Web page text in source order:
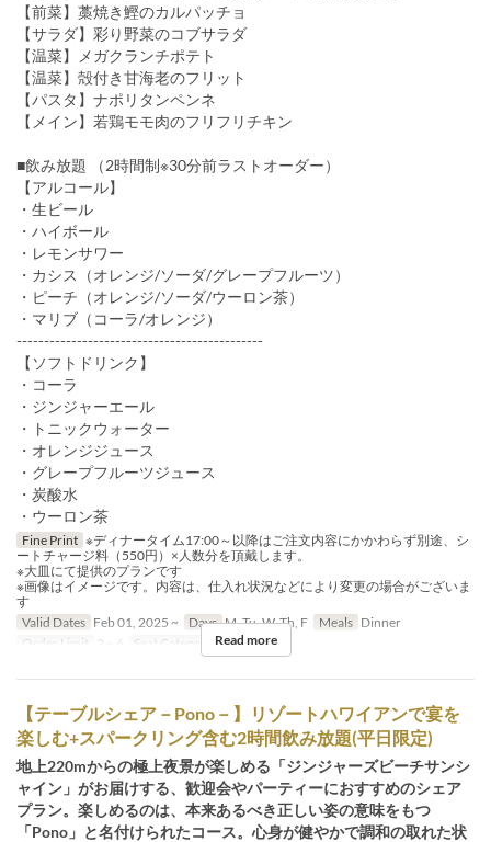
【前菜】藁焼き鰹のカルパッチョ
【サラダ】彩り野菜のコブサラダ
【温菜】メガクランチポテト
【温菜】殻付き甘海老のフリット
【パスタ】ナポリタンペンネ
【メイン】若鶏モモ肉のフリフリチキン
■飲み放題 （2時間制※30分前ラストオーダー）
【アルコール】
・生ビール
・ハイボール
・レモンサワー
・カシス（オレンジ/ソーダ/グレープフルーツ）
・ピーチ（オレンジ/ソーダ/ウーロン茶）
・マリブ（コーラ/オレンジ）
---------------------------------------------
【ソフトドリンク】
・コーラ
・ジンジャーエール
・トニックウォーター
・オレンジジュース
・グレープフルーツジュース
・炭酸水
・ウーロン茶
Fine Print ※ディナータイム17:00～以降はご注文内容にかかわらず別途、シ
ートチャージ料（550円）×人数分を頂戴します。
※大皿にて提供のプランです
※画像はイメージです。内容は、仕入れ状況などにより変更の場合がございま
す
Valid Dates Feb 01, 2025 ~ Days M, Tu, W, Th, F Meals Dinner
Order Limit
2 ~ 6 Seat Category Table Seat
Read more
【テーブルシェア－Pono－】リゾートハワイアンで宴を
楽しむ+スパークリング含む2時間飲み放題(平日限定)
地上220mからの極上夜景が楽しめる「ジンジャーズビーチサンシ
ャイン」がお届けする、歓迎会やパーティーにおすすめのシェア
プラン。楽しめるのは、本来あるべき正しい姿の意味をもつ
「Pono」と名付けられたコース。心身が健やかで調和の取れた状